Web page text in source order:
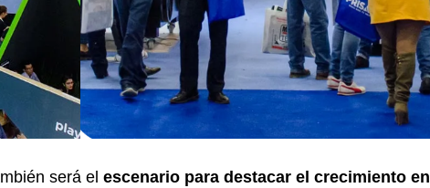
será el escenario para destacar el crecimiento en